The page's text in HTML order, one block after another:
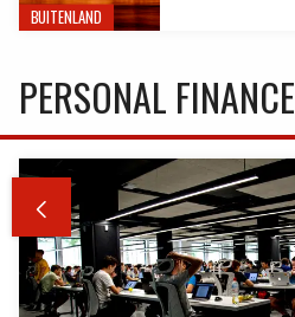
BUITENLAND
PERSONAL FINANCE
